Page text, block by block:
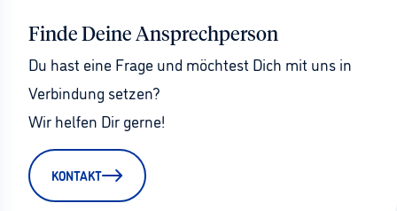
Finde Deine Ansprechperson
Du hast eine Frage und möchtest Dich mit uns in
Verbindung setzen?
Wir helfen Dir gerne!
KONTAKT